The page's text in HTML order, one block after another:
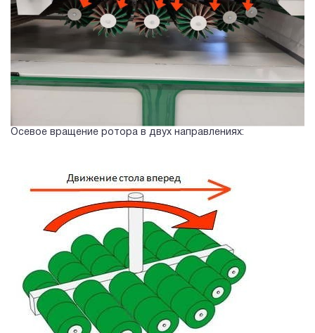
Осевое вращение ротора в двух направлениях: